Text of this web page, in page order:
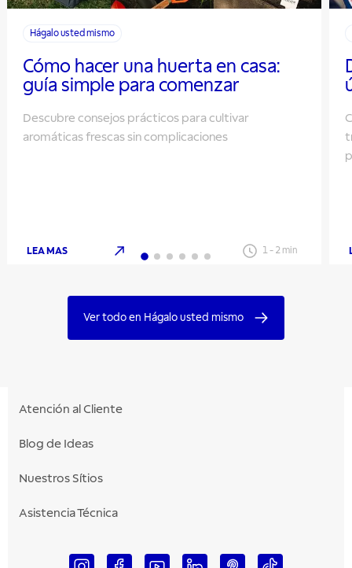
Hágalo usted mismo
Cómo hacer una huerta en casa:
guía simple para comenzar
Descubre consejos prácticos para cultivar
aromáticas frescas sin complicaciones
LEA MAS 1- 2 min
Ver todo en Hágalo usted mismo
Atención al Cliente
Blog de Ideas
Nuestros Sítios
Asistencia Técnica